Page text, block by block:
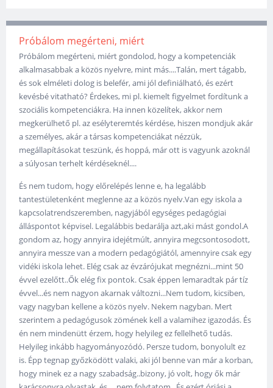
Próbálom megérteni, miért
Próbálom megérteni, miért gondolod, hogy a kompetenciák
alkalmasabbak a közös nyelvre, mint más....Talán, mert tágabb,
és sok elméleti dolog is belefér, ami jól definiálható, és ezért
kevésbé vitatható? Érdekes, mi pl. kiemelt figyelmet fordítunk a
szociális kompetenciákra. Ha innen közelítek, akkor nem
megkerülhető pl. az esélyteremtés kérdése, hiszen mondjuk akár
a személyes, akár a társas kompetenciákat nézzük,
megállapításokat teszünk, és hoppá, már ott is vagyunk azoknál
a súlyosan terhelt kérdéseknél....
És nem tudom, hogy előrelépés lenne e, ha legalább
tantestületenként meglenne az a közös nyelv.Van egy iskola a
kapcsolatrendszeremben, nagyjából egységes pedagógiai
álláspontot képvisel. Legalábbis bedarálja azt,aki mást gondol.A
gondom az, hogy annyira idejétmúlt, annyira megcsontosodott,
annyira messze van a modern pedagógiától, amennyire csak egy
vidéki iskola lehet. Elég csak az évzárójukat megnézni...mint 50
évvel ezelőtt..Ők elég fix pontok. Csak éppen lemaradtak pár tíz
évvel...és nem nagyon akarnak változni...Nem tudom, kicsiben,
vagy nagyban kellene a közös nyelv. Nekem nagyban. Mert
szerintem a pedagógusok zömének kell a valamihez igazodás. És
én nem mindenütt érzem, hogy helyileg ez fellelhető tudás.
Helyileg inkább hagyományozódó. Persze tudom, bonyolult ez
is. Épp tegnap győzködött valaki, aki jól benne van már a korban,
hogy minek ez a nagy szabadság..bizony, jó volt, hogy ők már